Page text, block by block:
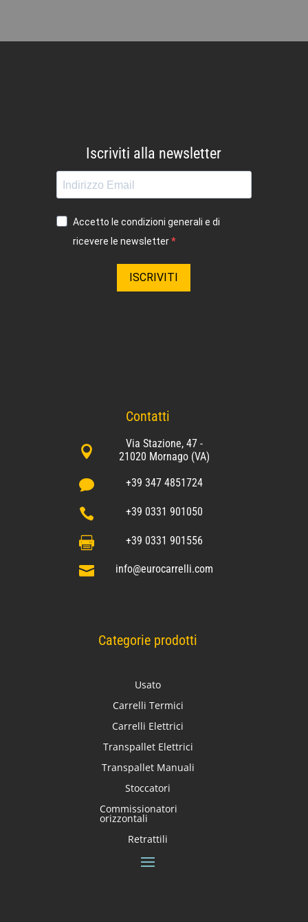
Iscriviti alla newsletter
Accetto le condizioni generali e di
ricevere le newsletter
ISCRIVITI
Contatti

Via Stazione, 47 -
21020 Mornago (VA)
 +39 347 4851724
 +39 0331 901050
 +39 0331 901556
 info@eurocarrelli.com
Categorie prodotti
Usato
Carrelli Termici
Carrelli Elettrici
Transpallet Elettrici
Transpallet Manuali
Stoccatori
Commissionatori
orizzontali
Retrattili